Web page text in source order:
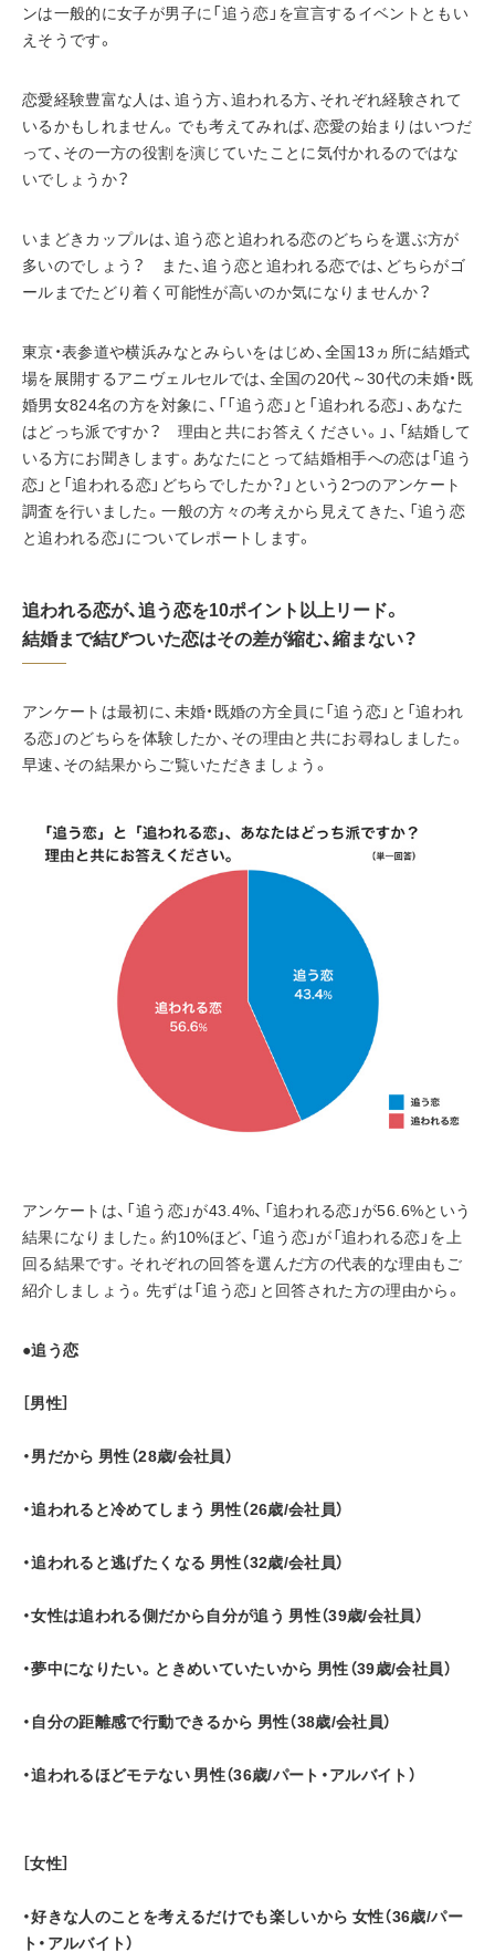
ンは一般的に女子が男子に「追う恋」を宣言するイベントともい
えそうです。
恋愛経験豊富な人は、追う方、追われる方、それぞれ経験されて
いるかもしれません。でも考えてみれば、恋愛の始まりはいつだ
って、その一方の役割を演じていたことに気付かれるのではな
いでしょうか？
いまどきカップルは、追う恋と追われる恋のどちらを選ぶ方が
多いのでしょう？　また、追う恋と追われる恋では、どちらがゴ
ールまでたどり着く可能性が高いのか気になりませんか？
東京・表参道や横浜みなとみらいをはじめ、全国13ヵ所に結婚式
場を展開するアニヴェルセルでは、全国の20代～30代の未婚・既
婚男女824名の方を対象に、「「追う恋」と「追われる恋」、あなた
はどっち派ですか？　理由と共にお答えください。」、「結婚して
いる方にお聞きします。あなたにとって結婚相手への恋は「追う
恋」と「追われる恋」どちらでしたか？」という2つのアンケート
調査を行いました。一般の方々の考えから見えてきた、「追う恋
と追われる恋」についてレポートします。
追われる恋が、追う恋を10ポイント以上リード。
結婚まで結びついた恋はその差が縮む、縮まない？
アンケートは最初に、未婚・既婚の方全員に「追う恋」と「追われ
る恋」のどちらを体験したか、その理由と共にお尋ねしました。
早速、その結果からご覧いただきましょう。
アンケートは、「追う恋」が43.4%、「追われる恋」が56.6%という
結果になりました。約10%ほど、「追う恋」が「追われる恋」を上
回る結果です。それぞれの回答を選んだ方の代表的な理由もご
紹介しましょう。先ずは「追う恋」と回答された方の理由から。
●追う恋
［男性］
・男だから 男性（28歳/会社員）
・追われると冷めてしまう 男性（26歳/会社員）
・追われると逃げたくなる 男性（32歳/会社員）
・女性は追われる側だから自分が追う 男性（39歳/会社員）
・夢中になりたい。ときめいていたいから 男性（39歳/会社員）
・自分の距離感で行動できるから 男性（38歳/会社員）
・追われるほどモテない 男性（36歳/パート・アルバイト）
［女性］
・好きな人のことを考えるだけでも楽しいから 女性（36歳/パー
ト・アルバイト）